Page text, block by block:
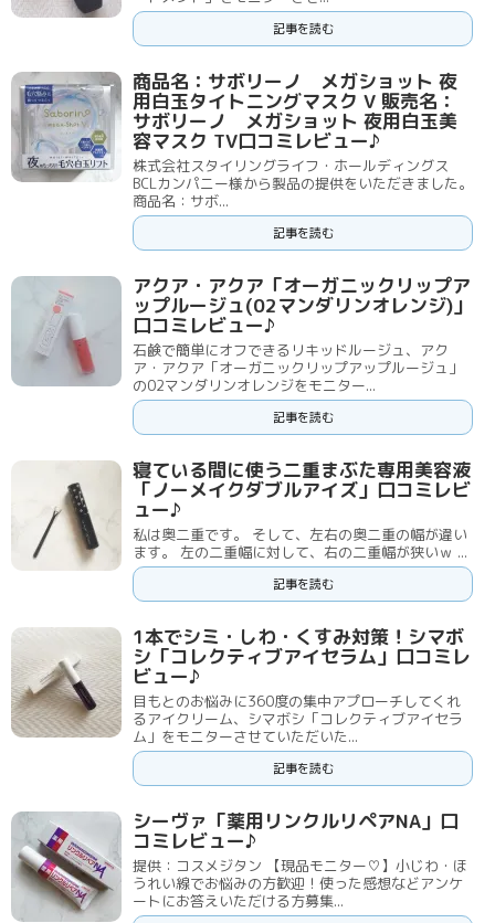
記事を読む
商品名：サボリーノ メガショット 夜
用白玉タイトニングマスク V 販売名：
サボリーノ メガショット 夜用白玉美
容マスク TV口コミレビュー♪
株式会社スタイリングライフ・ホールディングス
BCLカンパニー様から製品の提供をいただきました。
商品名：サボ...
記事を読む
アクア・アクア「オーガニックリップア
ップルージュ(02マンダリンオレンジ)」
口コミレビュー♪
石鹸で簡単にオフできるリキッドルージュ、アク
ア・アクア「オーガニックリップアップルージュ」
の02マンダリンオレンジをモニター...
記事を読む
寝ている間に使う二重まぶた専用美容液
「ノーメイクダブルアイズ」口コミレビ
ュー♪
私は奥二重です。 そして、左右の奥二重の幅が違い
ます。 左の二重幅に対して、右の二重幅が狭いｗ ...
記事を読む
1本でシミ・しわ・くすみ対策！シマボ
シ「コレクティブアイセラム」口コミレ
ビュー♪
目もとのお悩みに360度の集中アプローチしてくれ
るアイクリーム、シマボシ「コレクティブアイセラ
ム」をモニターさせていただいた...
記事を読む
シーヴァ「薬用リンクルリペアNA」口
コミレビュー♪
提供：コスメジタン 【現品モニター♡】小じわ・ほ
うれい線でお悩みの方歓迎！使った感想などアンケ
ートにお答えいただける方募集...